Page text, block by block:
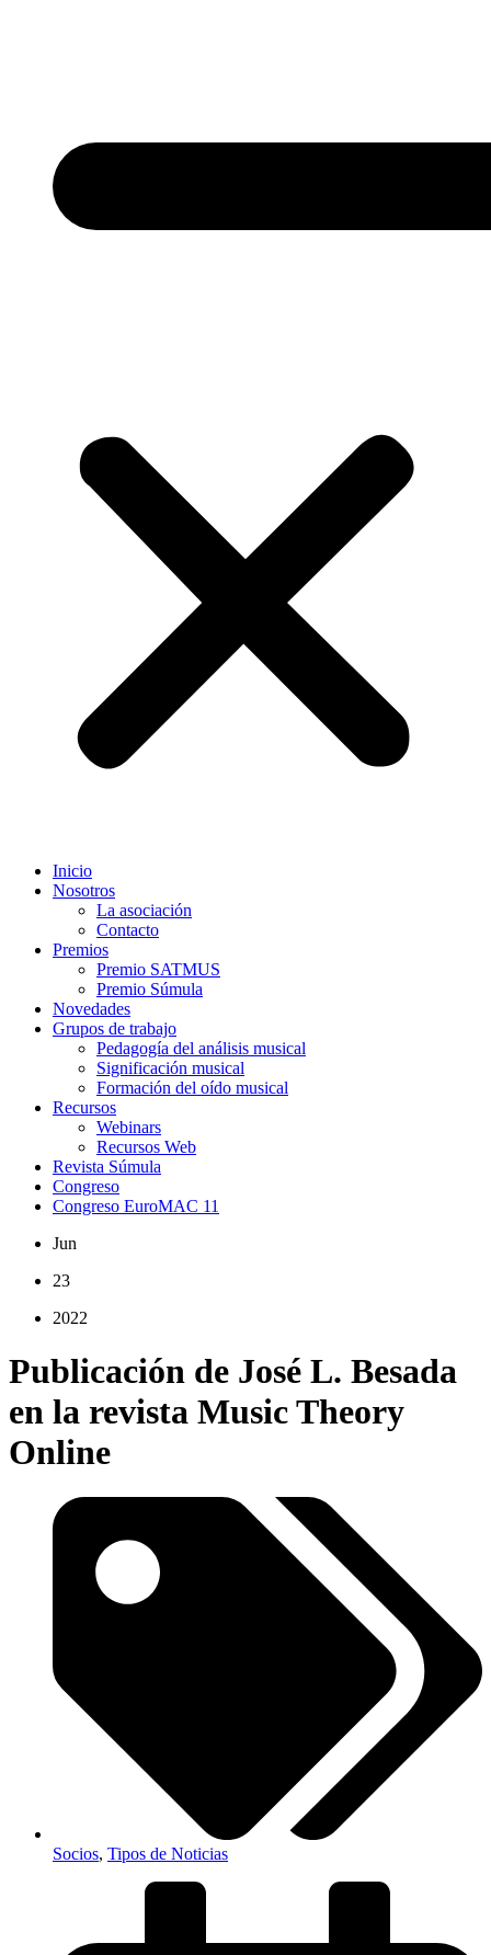
Inicio
Nosotros
La asociación
Contacto
Premios
Premio SATMUS
Premio Súmula
Novedades
Grupos de trabajo
Pedagogía del análisis musical
Significación musical
Formación del oído musical
Recursos
Webinars
Recursos Web
Revista Súmula
Congreso
Congreso EuroMAC 11
Jun
23
2022
Publicación de José L. Besada
en la revista Music Theory
Online
Socios, Tipos de Noticias